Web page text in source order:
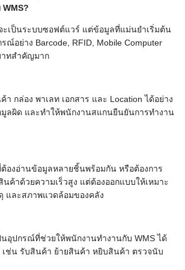
WMS?
ะเป็นระบบซอฟต์แวร์ แต่ข้อมูลที่แม่นยำเริ่มต้น
ณ์อย่าง Barcode, RFID, Mobile Computer
าทสำคัญมาก
า กล่อง พาเลท เอกสาร และ Location ได้อย่าง
มูลผิด และทำให้พนักงานสแกนยืนยันการทำงาน
ต้องอ่านข้อมูลหลายชิ้นพร้อมกัน หรือต้องการ
ค้าด้วยความเร็วสูง แต่ต้องออกแบบให้เหมาะ
และสภาพแวดล้อมของคลัง
นอุปกรณ์ที่ช่วยให้พนักงานทำงานกับ WMS ได้
เช่น รับสินค้า ย้ายสินค้า หยิบสินค้า ตรวจนับ